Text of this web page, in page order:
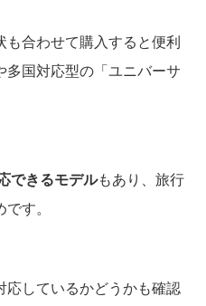
合わせて購入すると便利
多国対応型の「ユニバーサ
できるモデルもあり、旅行
す。
応しているかどうかも確認